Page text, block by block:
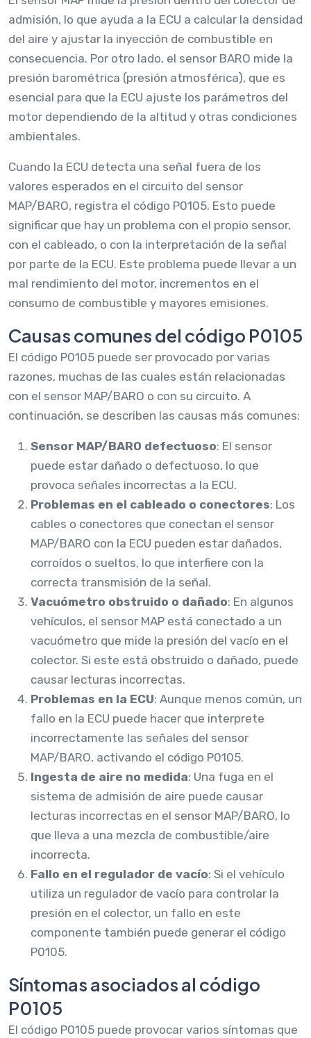
admisión, lo que ayuda a la ECU a calcular la densidad
del aire y ajustar la inyección de combustible en
consecuencia. Por otro lado, el sensor BARO mide la
presión barométrica (presión atmosférica), que es
esencial para que la ECU ajuste los parámetros del
motor dependiendo de la altitud y otras condiciones
ambientales.
Cuando la ECU detecta una señal fuera de los
valores esperados en el circuito del sensor
MAP/BARO, registra el código P0105. Esto puede
significar que hay un problema con el propio sensor,
con el cableado, o con la interpretación de la señal
por parte de la ECU. Este problema puede llevar a un
mal rendimiento del motor, incrementos en el
consumo de combustible y mayores emisiones.
Causas comunes del código P0105
El código P0105 puede ser provocado por varias
razones, muchas de las cuales están relacionadas
con el sensor MAP/BARO o con su circuito. A
continuación, se describen las causas más comunes:
Sensor MAP/BARO defectuoso: El sensor
puede estar dañado o defectuoso, lo que
provoca señales incorrectas a la ECU.
Problemas en el cableado o conectores: Los
cables o conectores que conectan el sensor
MAP/BARO con la ECU pueden estar dañados,
corroídos o sueltos, lo que interfiere con la
correcta transmisión de la señal.
Vacuómetro obstruido o dañado: En algunos
vehículos, el sensor MAP está conectado a un
vacuómetro que mide la presión del vacío en el
colector. Si este está obstruido o dañado, puede
causar lecturas incorrectas.
Problemas en la ECU: Aunque menos común, un
fallo en la ECU puede hacer que interprete
incorrectamente las señales del sensor
MAP/BARO, activando el código P0105.
Ingesta de aire no medida: Una fuga en el
sistema de admisión de aire puede causar
lecturas incorrectas en el sensor MAP/BARO, lo
que lleva a una mezcla de combustible/aire
incorrecta.
Fallo en el regulador de vacío: Si el vehículo
utiliza un regulador de vacío para controlar la
presión en el colector, un fallo en este
componente también puede generar el código
P0105.
Síntomas asociados al código
P0105
El código P0105 puede provocar varios síntomas que